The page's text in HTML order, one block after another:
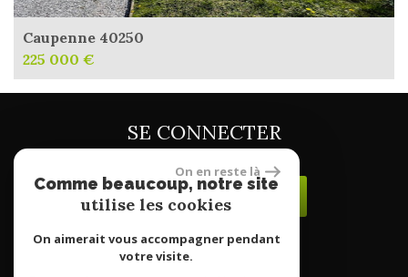
Caupenne 40250
225 000 €
SE CONNECTER
ESPACE PROPRIÉTAIRE
site réalisé par
On en reste là
Comme beaucoup, notre site
utilise les cookies
On aimerait vous accompagner pendant
votre visite.